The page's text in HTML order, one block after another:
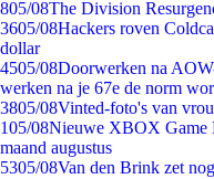
805/08The Division
3605/08Hackers roven
dollar
4505/08Doorwerken na
werken na je 67e de norm
3805/08Vinted-foto's van
105/08Nieuwe XBOX Game
maand augustus
5305/08Van den Brink zet